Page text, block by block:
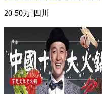
20-50万 四川